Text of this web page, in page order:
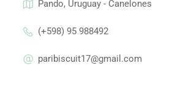
Pando, Uruguay - Canelones
(+598) 95 988492
paribiscuit17@gmail.com